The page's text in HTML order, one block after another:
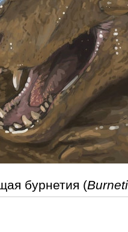
бурнетия (